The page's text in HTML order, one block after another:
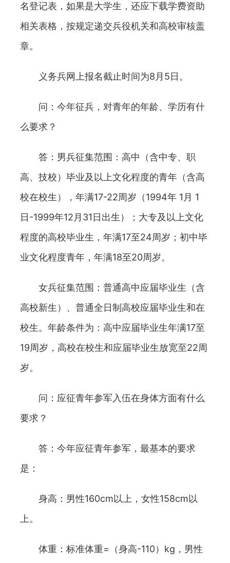
名登记表，如果是大学生，还应下载学费资助
相关表格，按规定递交兵役机关和高校审核盖
章。
义务兵网上报名截止时间为8月5日。
问：今年征兵，对青年的年龄、学历有什
么要求？
答：男兵征集范围：高中（含中专、职
高、技校）毕业及以上文化程度的青年（含高
校在校生），年满17-22周岁（1994年 1月 1
日-1999年12月31日出生）；大专及以上文化
程度的高校毕业生，年满17至24周岁；初中毕
业文化程度青年，年满18至20周岁。
女兵征集范围：普通高中应届毕业生（含
高校新生）、普通全日制高校应届毕业生和在
校生。年龄条件为：高中应届毕业生年满17至
19周岁，高校在校生和应届毕业生放宽至22周
岁。
问：应征青年参军入伍在身体方面有什么
要求？
答：今年应征青年参军，最基本的要求
是：
身高：男性160cm以上，女性158cm以
上。
体重：标准体重=（身高-110）kg，男性